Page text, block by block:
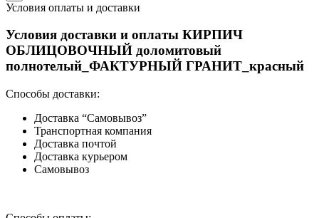
Условия оплаты и доставки
Условия доставки и оплаты КИРПИЧ
ОБЛИЦОВОЧНЫЙ доломитовый
полнотелый_ФАКТУРНЫЙ ГРАНИТ_красный
Способы доставки:
Доставка “Самовывоз”
Транспортная компания
Доставка почтой
Доставка курьером
Самовывоз